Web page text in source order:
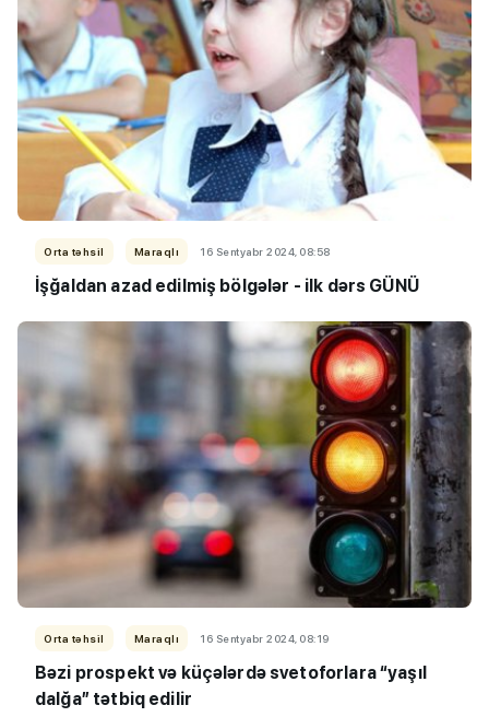
Orta təhsil Maraqlı 16 Sentyabr 2024, 08:58
İşğaldan azad edilmiş bölgələr - ilk dərs GÜNÜ
Orta təhsil Maraqlı 16 Sentyabr 2024, 08:19
Bəzi prospekt və küçələrdə svetoforlara “yaşıl
dalğa” tətbiq edilir